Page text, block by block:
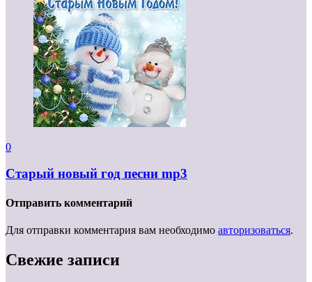
0
Старый новый год песни mp3
Отправить комментарий
Для отправки комментария вам необходимо авторизоваться.
Свежие записи